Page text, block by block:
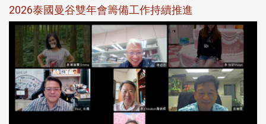
2026泰國曼谷雙年會籌備工作持續推進